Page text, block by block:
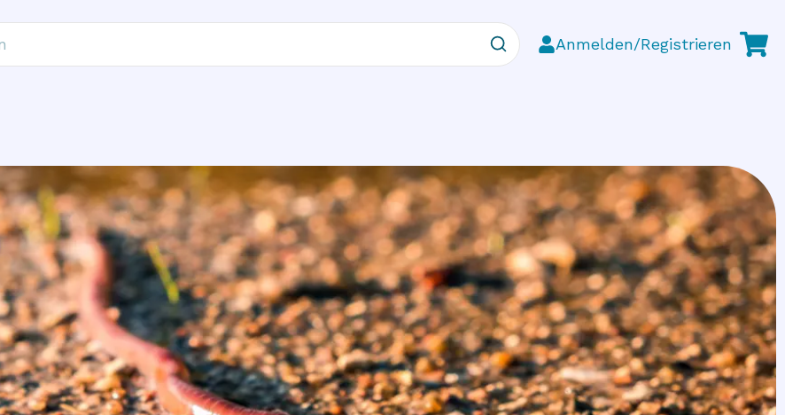
Anmelden/Registrieren